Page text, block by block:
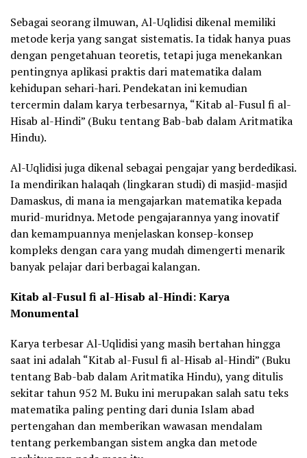
Sebagai seorang ilmuwan, Al-Uqlidisi dikenal memiliki
metode kerja yang sangat sistematis. Ia tidak hanya puas
dengan pengetahuan teoretis, tetapi juga menekankan
pentingnya aplikasi praktis dari matematika dalam
kehidupan sehari-hari. Pendekatan ini kemudian
tercermin dalam karya terbesarnya, “Kitab al-Fusul fi al-
Hisab al-Hindi” (Buku tentang Bab-bab dalam Aritmatika
Hindu).
Al-Uqlidisi juga dikenal sebagai pengajar yang berdedikasi.
Ia mendirikan halaqah (lingkaran studi) di masjid-masjid
Damaskus, di mana ia mengajarkan matematika kepada
murid-muridnya. Metode pengajarannya yang inovatif
dan kemampuannya menjelaskan konsep-konsep
kompleks dengan cara yang mudah dimengerti menarik
banyak pelajar dari berbagai kalangan.
Kitab al-Fusul fi al-Hisab al-Hindi: Karya
Monumental
Karya terbesar Al-Uqlidisi yang masih bertahan hingga
saat ini adalah “Kitab al-Fusul fi al-Hisab al-Hindi” (Buku
tentang Bab-bab dalam Aritmatika Hindu), yang ditulis
sekitar tahun 952 M. Buku ini merupakan salah satu teks
matematika paling penting dari dunia Islam abad
pertengahan dan memberikan wawasan mendalam
tentang perkembangan sistem angka dan metode